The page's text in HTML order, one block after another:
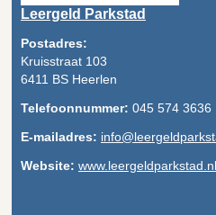
Leergeld Parkstad
Postadres:
Kruisstraat 103
6411 BS Heerlen
Telefoonnummer: 045 574 3636
E-mailadres:
Website: www.leergeldparkstad.nl